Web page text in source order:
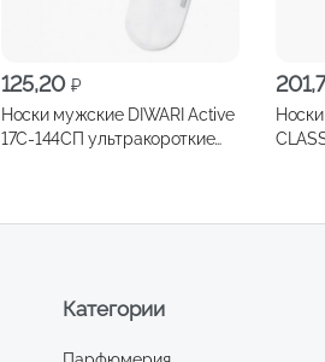
125,20 ₽
Носки мужские DIWARI Active
17С-144СП ультракороткие
Категории